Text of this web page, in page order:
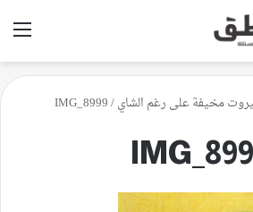
مخيفة على رغم الشاي/
IMG_8999